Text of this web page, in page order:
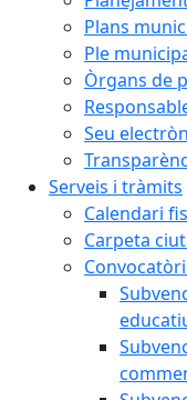
Plans
Ple
Òrgans de
Seu
Serveis i tràmits
Calendari
Carpeta